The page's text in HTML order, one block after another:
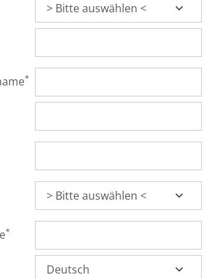
*
*